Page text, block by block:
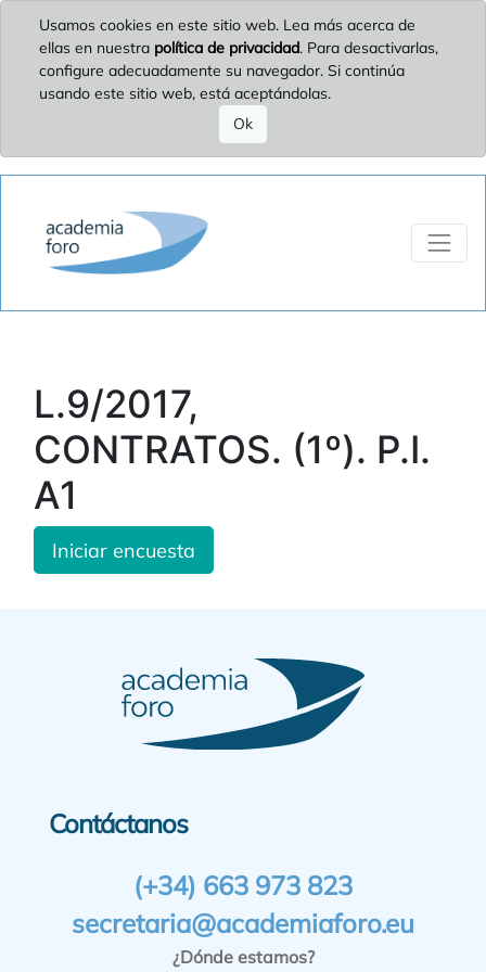
Usamos cookies en este sitio web. Lea más acerca de
ellas en nuestra política de privacidad. Para desactivarlas,
configure adecuadamente su navegador. Si continúa
usando este sitio web, está aceptándolas.
Ok
L.9/2017,
CONTRATOS. (1º). P.I.
A1
Iniciar encuesta
Contáctanos
(+34) 663 973 823
secretaria@academiaforo.eu
¿Dónde estamos?